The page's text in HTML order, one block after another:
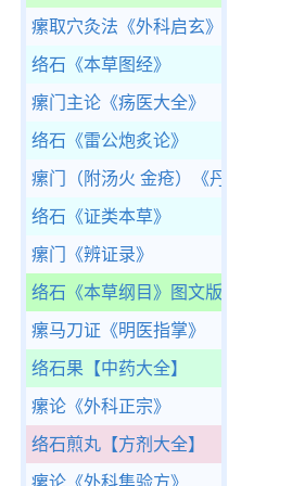
瘰取穴灸法 《外科启玄》
络石 《本草图经》
瘰门主论 《疡医大全》
络石 《雷公炮炙论》
瘰门（附汤火 金疮） 《丹台玉案》
络石 《证类本草》
瘰门 《辨证录》
络石 《本草纲目》图文版
瘰马刀证 《明医指掌》
络石果 【中药大全】
瘰论 《外科正宗》
络石煎丸 【方剂大全】
瘰论 《外科集验方》